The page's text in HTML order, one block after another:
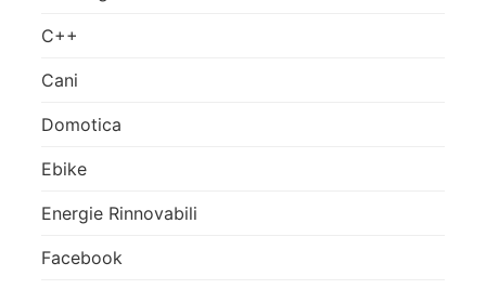
C++
Cani
Domotica
Ebike
Energie Rinnovabili
Facebook